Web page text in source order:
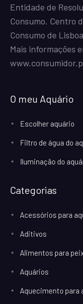
Entidade de
Consumo. Centro
Consumo de Lisboa
Mais informações
O meu Aquário
Escolher aquário
Filtro de água do
Iluminação do
Categorias
Acessórios para
Aditivos
Alimentos para
Aquários
Aquecimento para